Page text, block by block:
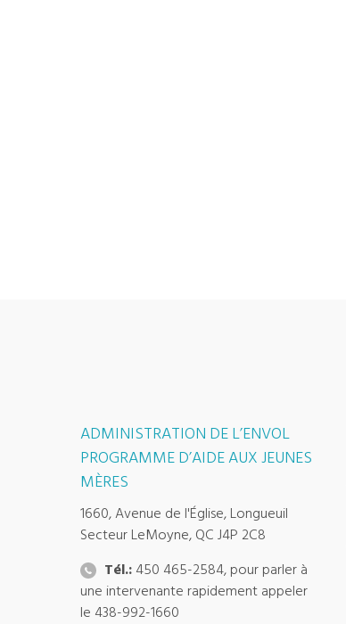
ADMINISTRATION DE L’ENVOL
PROGRAMME D’AIDE AUX JEUNES
MÈRES
1660, Avenue de l'Église, Longueuil
Secteur LeMoyne, QC J4P 2C8
Tél.: 450 465-2584, pour parler à
une intervenante rapidement appeler
le 438-992-1660